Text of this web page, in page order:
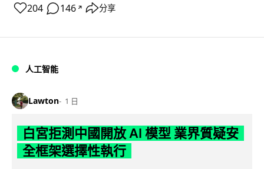
204 146 ↗ 分享
人工智能
Lawton 1 日
白宮拒測中國開放 AI 模型 業界質疑安
全框架選擇性執行